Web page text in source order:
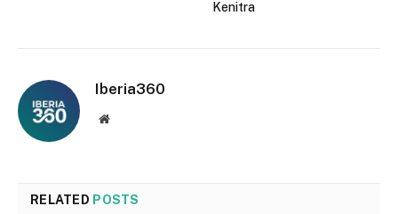
Kenitra
Iberia360
Website
RELATED POSTS